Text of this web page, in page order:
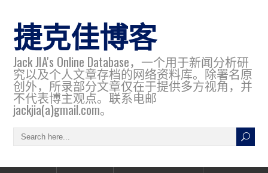
捷克佳博客
Jack JIA's Online Database，一个用于新闻分析研
究以及个人文章存档的网络资料库。除署名原
创外，所录部分文章仅在于提供多方视角，并
不代表博主观点。联系电邮
jackjia(a)gmail.com。